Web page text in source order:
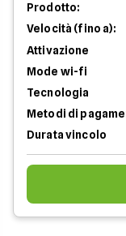
Prodotto:
Velocità (fino a):
Attivazione
Mode wi-fi
Tecnologia
Metodi di
Durata vincolo